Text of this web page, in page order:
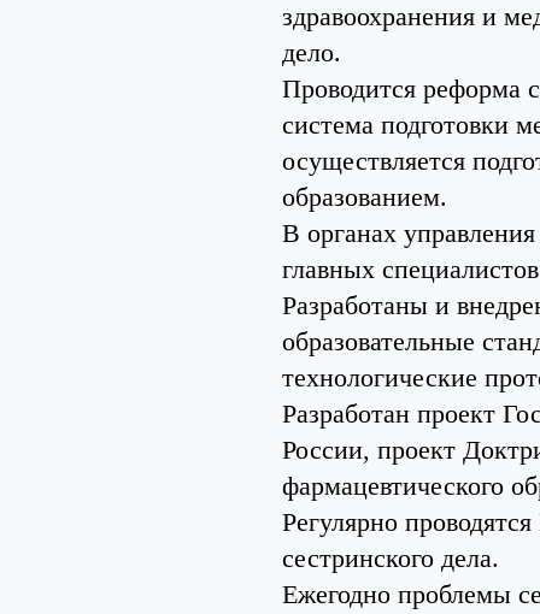
здравоохранения и
дело.
Проводится реформа
система подготовки
осуществляется
образованием.
В органах
главных
Разработаны и
образовательные
технологические
Разработан проект
России, проект
фармацевтического
Регулярно
сестринского дела.
Ежегодно проблемы